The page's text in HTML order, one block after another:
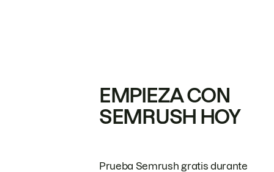
EMPIEZA CON
SEMRUSH HOY
Prueba Semrush gratis durante